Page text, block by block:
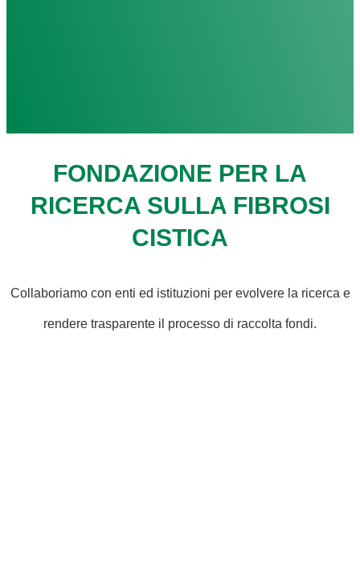
FONDAZIONE PER LA
RICERCA SULLA FIBROSI
CISTICA
Collaboriamo con enti ed istituzioni per evolvere la ricerca e
rendere trasparente il processo di raccolta fondi.